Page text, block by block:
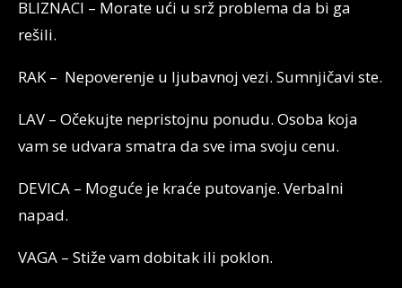
BLIZNACI – Morate ući u srž problema da bi ga
rešili.
RAK – Nepoverenje u ljubavnoj vezi. Sumnjičavi ste.
LAV – Očekujte nepristojnu ponudu. Osoba koja
vam se udvara smatra da sve ima svoju cenu.
DEVICA – Moguće je kraće putovanje. Verbalni
napad.
VAGA – Stiže vam dobitak ili poklon.